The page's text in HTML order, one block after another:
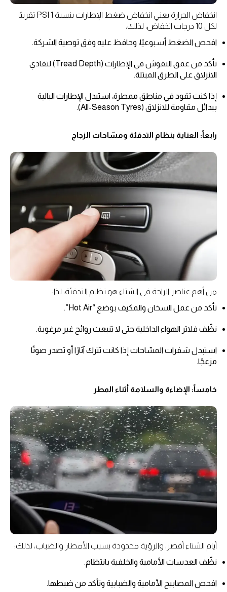
انخفاض الحرارة يعني انخفاض ضغط الإطارات بنسبة 1 PSI تقريبًا
لكل 10 درجات انخفاض، لذلك:
افحص الضغط أسبوعيًا، وحافظ عليه وفق توصية الشركة.
تأكد من عمق النقوش في الإطارات (Tread Depth) لتفادي
الانزلاق على الطرق المبتلة.
إذا كنت تقود في مناطق ممطرة، استبدل الإطارات البالية
ببدائل مقاومة للانزلاق (All-Season Tyres).
رابعاً: العناية بنظام التدفئة ومسّاحات الزجاج
من أهم عناصر الراحة في الشتاء هو نظام التدفئة، لذا:
تأكد من عمل السخان والمكيف بوضع “Hot Air”.
نظّف فلاتر الهواء الداخلية حتى لا تنبعث روائح غير مرغوبة.
استبدل شفرات المسّاحات إذا كانت تترك آثارًا أو تصدر صوتًا
مزعجًا.
خامساً: الإضاءة والسلامة أثناء المطر
أيام الشتاء أقصر، والرؤية محدودة بسبب الأمطار والضباب، لذلك:
نظّف العدسات الأمامية والخلفية بانتظام.
افحص المصابيح الأمامية والضبابية وتأكد من ضبطها.